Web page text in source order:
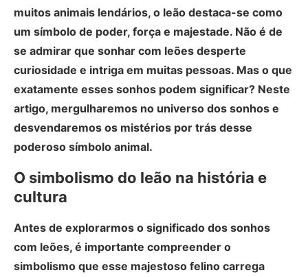
muitos animais lendários, o leão destaca-se como
um símbolo de poder, força e majestade. Não é de
se admirar que sonhar com leões desperte
curiosidade e intriga em muitas pessoas. Mas o que
exatamente esses sonhos podem significar? Neste
artigo, mergulharemos no universo dos sonhos e
desvendaremos os mistérios por trás desse
poderoso símbolo animal.
O simbolismo do leão na história e
cultura
Antes de explorarmos o significado dos sonhos
com leões, é importante compreender o
simbolismo que esse majestoso felino carrega